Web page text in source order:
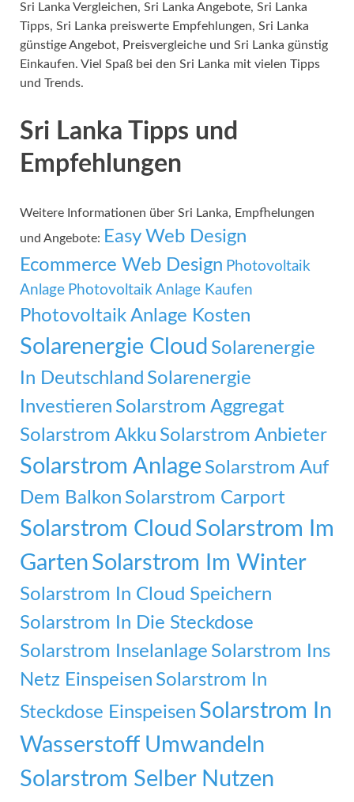
Sri Lanka Vergleichen, Sri Lanka Angebote, Sri Lanka
Tipps, Sri Lanka preiswerte Empfehlungen, Sri Lanka
günstige Angebot, Preisvergleiche und Sri Lanka günstig
Einkaufen. Viel Spaß bei den Sri Lanka mit vielen Tipps
und Trends.
Sri Lanka Tipps und
Empfehlungen
Weitere Informationen über Sri Lanka, Empfhelungen
und Angebote: Easy Web Design
Ecommerce Web Design Photovoltaik
Anlage Photovoltaik Anlage Kaufen
Photovoltaik Anlage Kosten
Solarenergie Cloud Solarenergie
In Deutschland Solarenergie
Investieren Solarstrom Aggregat
Solarstrom Akku Solarstrom Anbieter
Solarstrom Anlage Solarstrom Auf
Dem Balkon Solarstrom Carport
Solarstrom Cloud Solarstrom Im
Garten Solarstrom Im Winter
Solarstrom In Cloud Speichern
Solarstrom In Die Steckdose
Solarstrom Inselanlage Solarstrom Ins
Netz Einspeisen Solarstrom In
Steckdose Einspeisen Solarstrom In
Wasserstoff Umwandeln
Solarstrom Selber Nutzen